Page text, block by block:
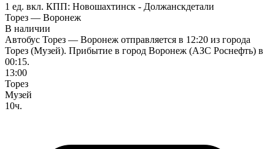
1 ед. вкл. КПП: Новошахтинск - Должанскдетали
Торез — Воронеж
В наличии
Автобус Торез — Воронеж отправляется в 12:20 из города
Торез (Музей). Прибытие в город Воронеж (АЗС Роснефть) в
00:15.
13:00
Торез
Музей
10ч.